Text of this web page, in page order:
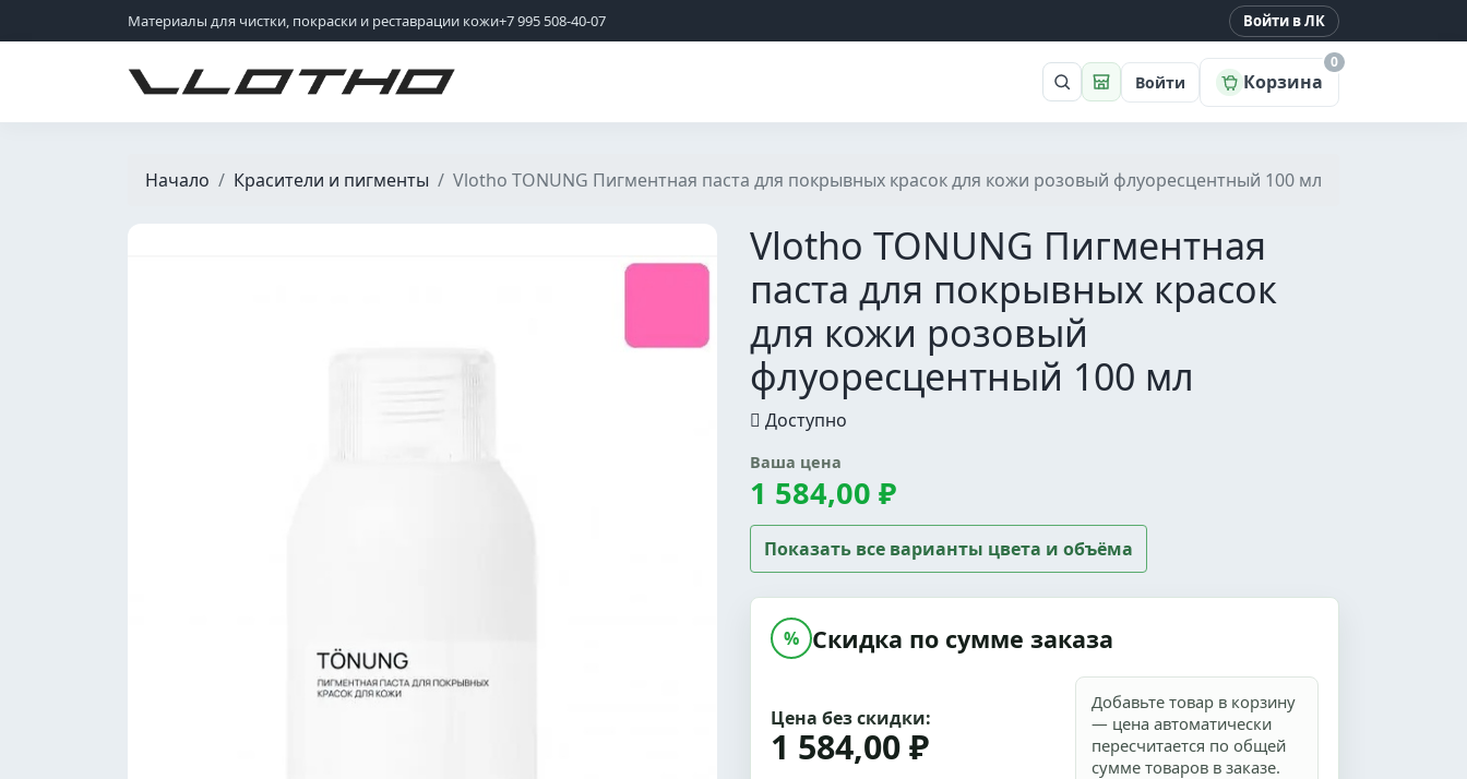
Материалы для чистки, покраски и реставрации кожи+7 995 508-40-07 Войти в ЛК
VLOTHO ПоискМагазин
Войти Корзина
0
Начало Красители и пигменты Vlotho TONUNG Пигментная паста для покрывных красок для кожи розовый флуоресцентный 100 мл
Vlotho TONUNG Пигментная
паста для покрывных красок
для кожи розовый
флуоресцентный 100 мл
Доступно
Ваша цена
1 584,00 ₽
Показать все варианты цвета и объёма
% Скидка по сумме заказа
Цена без скидки:
1 584,00 ₽
Добавьте товар в корзину
— цена автоматически
пересчитается по общей
сумме товаров в заказе.